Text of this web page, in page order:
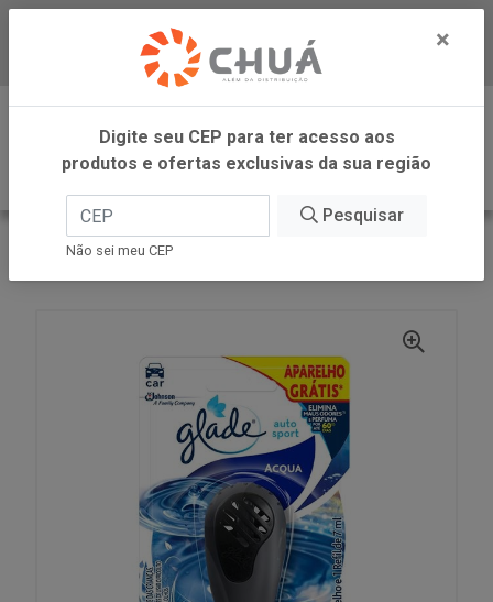
Baixe já nosso APP
0
INÍCIO
SC JOHNSON
×
Digite seu CEP para ter acesso aos
produtos e ofertas exclusivas da sua região
Pesquisar
Não sei meu CEP